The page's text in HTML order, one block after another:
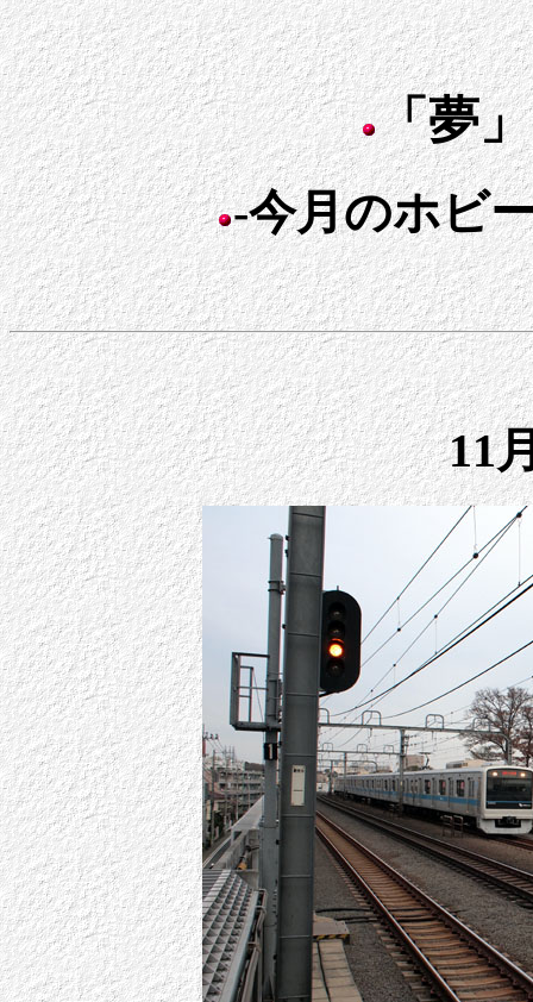
「夢
-今月のホビ
11